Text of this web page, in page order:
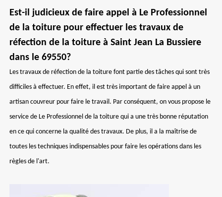
Est-il judicieux de faire appel à Le Professionnel
de la toiture pour effectuer les travaux de
réfection de la toiture à Saint Jean La Bussiere
dans le 69550?
Les travaux de réfection de la toiture font partie des tâches qui sont très
difficiles à effectuer. En effet, il est très important de faire appel à un
artisan couvreur pour faire le travail. Par conséquent, on vous propose le
service de Le Professionnel de la toiture qui a une très bonne réputation
en ce qui concerne la qualité des travaux. De plus, il a la maîtrise de
toutes les techniques indispensables pour faire les opérations dans les
règles de l'art.